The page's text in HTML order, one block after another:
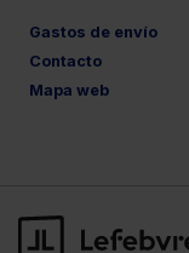
Gastos de envío
Contacto
Mapa web